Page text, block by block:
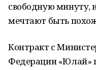
свободную минуту,
мечтают быть
Контракт с
Федерации «Юлай»